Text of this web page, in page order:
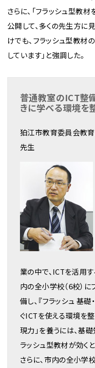
さらに、「フラッシュ型教
公開して、多くの先生方に
けでも、フラッシュ型教材
しています」と強調した。
普通教室のICT整
きに学べる環境を
狛江市教育委員会教
先生
業の中で、ICTを活用
内の全小学校（6校）
備し、『フラッシュ 基
ぐICTを使える環境を整
現力」を養うには、基
ラッシュ型教材が効く
さらに、市内の全小学